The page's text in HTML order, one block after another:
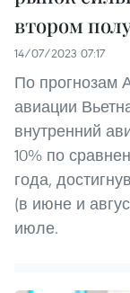
втором
14/07/2023 07:17
По прогнозам
авиации
внутренний
10% по
года,
(в июне и
июле.